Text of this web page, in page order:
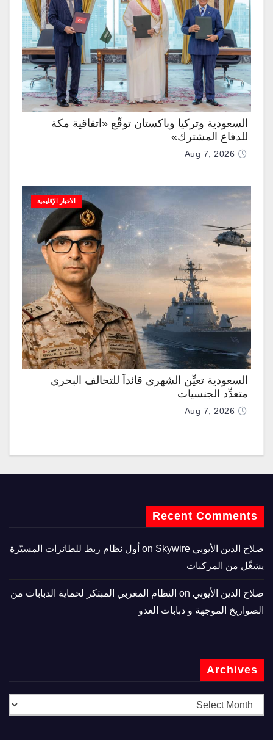
السعودية وتركيا وباكستان توقّع «اتفاقية مكة
للدفاع المشترك»
Aug 7, 2026
الأخبار الإقليمية
السعودية تعيِّن الشهري قائداً للتحالف البحري
متعدِّد الجنسيات
Aug 7, 2026
Recent Comments
صلاح الدين الأيوبي
Skywire أول نظام ربط للطائرات المسيّرة
يشغّل من المركبات
صلاح الدين الأيوبي
النظام المغربي المبتكر لحماية الدبابات من
الصواريخ الموجهة و دبابات العدو
Archives